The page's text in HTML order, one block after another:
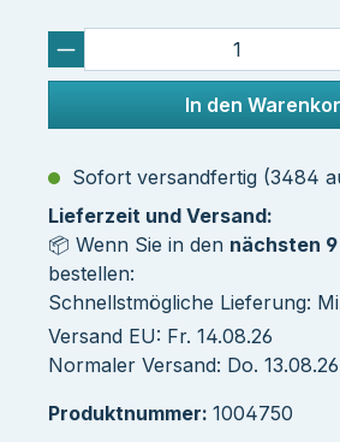
In den
Sofort versandfertig (3484
Lieferzeit und Versand:
📦 Wenn Sie in den nächsten
bestellen:
Schnellstmögliche Lieferung:
Versand EU: Fr. 14.08.26
Normaler Versand: Do. 13.08.26
Produktnummer: 1004750